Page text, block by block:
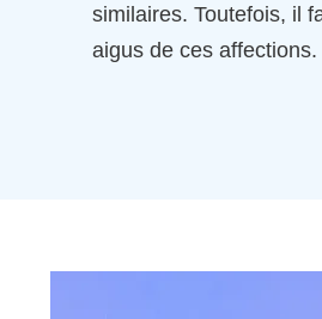
similaires. Toutefois, il
aigus de ces affections.